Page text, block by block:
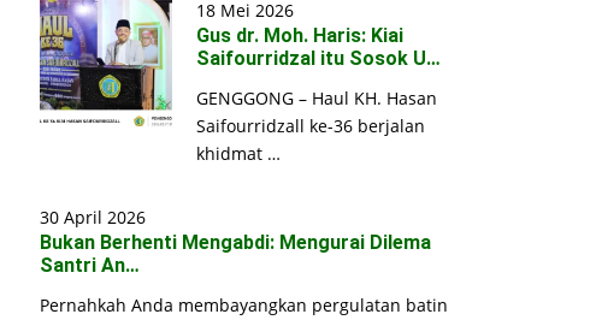
18 Mei 2026
Gus dr. Moh. Haris: Kiai
Saifourridzal itu Sosok U…
GENGGONG – Haul KH. Hasan
Saifourridzall ke-36 berjalan
khidmat …
30 April 2026
Bukan Berhenti Mengabdi: Mengurai Dilema
Santri An…
Pernahkah Anda membayangkan pergulatan batin